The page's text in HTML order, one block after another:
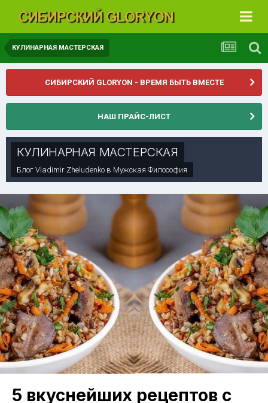
КУЛИНАРНАЯ МАСТЕРСКАЯ
СИБИРСКИЙ GLORYON - ВРЕМЯ БЫТЬ ВМЕСТЕ
НАШ ПРАЙС-ЛИСТ
КУЛИНАРНАЯ МАСТЕРСКАЯ
Блог Vladimir Zheludenko в Мужская Философия
5 вкуснейших рецептов с